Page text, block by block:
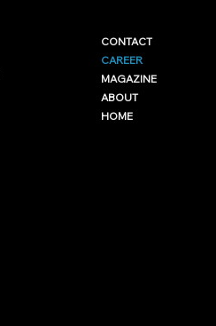
CONTACT
CAREER
MAGAZINE
ABOUT
HOME